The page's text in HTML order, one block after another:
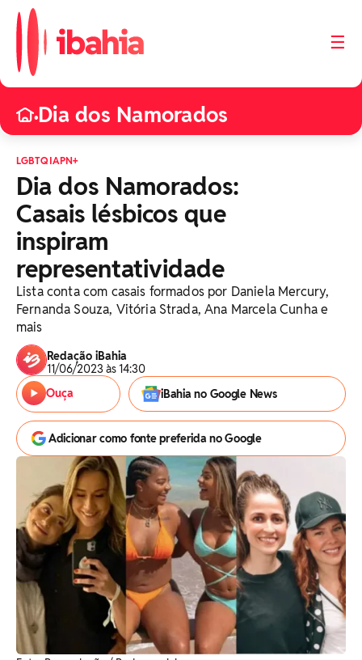
☰
•Dia dos Namorados
LGBTQIAPN+
Dia dos Namorados:
Casais lésbicos que
inspiram
representatividade
Lista conta com casais formados por Daniela Mercury,
Fernanda Souza, Vitória Strada, Ana Marcela Cunha e
mais
Redação iBahia
11/06/2023 às 14:30
Ouça
iBahia no Google News
Adicionar como fonte preferida no Google